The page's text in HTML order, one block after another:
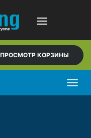
ПРОСМОТР КОРЗИНЫ